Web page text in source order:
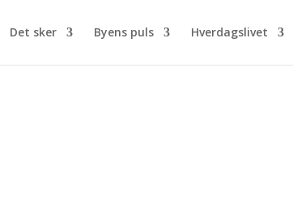
Det sker Byens puls Hverdagslivet